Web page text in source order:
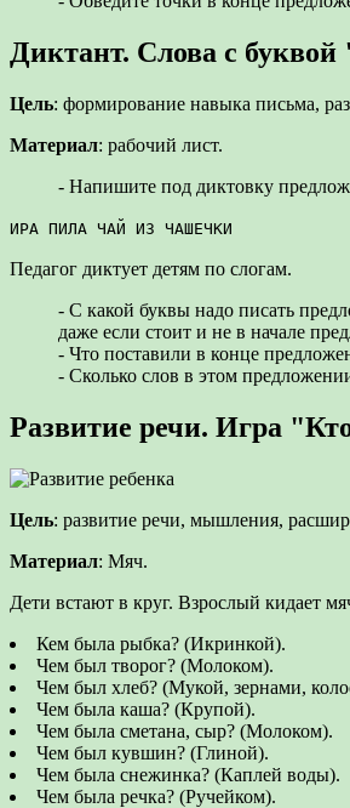
Диктант. Слова с
Цель: формирование навыка письма,
Материал: рабочий лист.
- Напишите под диктовку
ИРА ПИЛА ЧАЙ ИЗ ЧАШЕЧКИ
Педагог диктует детям по слогам.
- С какой буквы надо писать
даже если стоит и не в начале
- Что поставили в конце
- Сколько слов в этом
Развитие речи. Игра
Цель: развитие речи, мышления,
Материал: Мяч.
Дети встают в круг. Взрослый кидает
Кем была рыбка? (Икринкой).
Чем был творог? (Молоком).
Чем был хлеб? (Мукой, зернами,
Чем была каша? (Крупой).
Чем была сметана, сыр? (Молоком).
Чем был кувшин? (Глиной).
Чем была снежинка? (Каплей воды).
Чем была речка? (Ручейком).